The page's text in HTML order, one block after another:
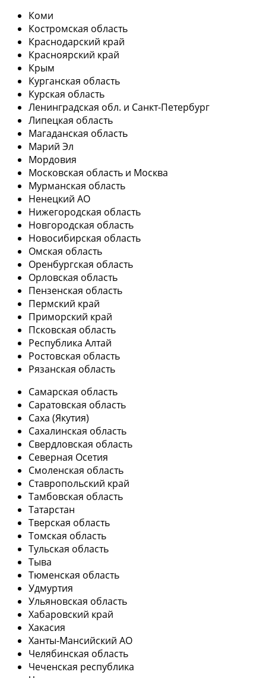
Коми
Костромская область
Краснодарский край
Красноярский край
Крым
Курганская область
Курская область
Ленинградская обл. и Санкт-Петербург
Липецкая область
Магаданская область
Марий Эл
Мордовия
Московская область и Москва
Мурманская область
Ненецкий АО
Нижегородская область
Новгородская область
Новосибирская область
Омская область
Оренбургская область
Орловская область
Пензенская область
Пермский край
Приморский край
Псковская область
Республика Алтай
Ростовская область
Рязанская область
Самарская область
Саратовская область
Саха (Якутия)
Сахалинская область
Свердловская область
Северная Осетия
Смоленская область
Ставропольский край
Тамбовская область
Татарстан
Тверская область
Томская область
Тульская область
Тыва
Тюменская область
Удмуртия
Ульяновская область
Хабаровский край
Хакасия
Ханты-Мансийский АО
Челябинская область
Чеченская республика